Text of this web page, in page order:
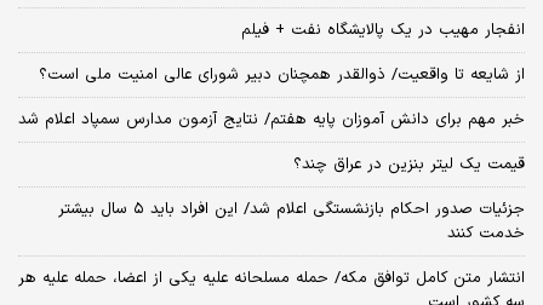
انفجار مهیب در یک پالایشگاه نفت + فیلم
از شایعه تا واقعیت/ ذوالقدر همچنان دبیر شورای ‌عالی امنیت ملی است؟
خبر مهم برای دانش آموزان پایه هفتم/ نتایج آزمون مدارس سمپاد اعلام شد
قیمت یک لیتر بنزین در عراق چند؟
جزئیات صدور احکام بازنشستگی اعلام شد/ این افراد باید ۵ سال بیشتر
خدمت کنند
انتشار متن کامل توافق مکه/ حمله مسلحانه علیه یکی از اعضا، حمله علیه هر